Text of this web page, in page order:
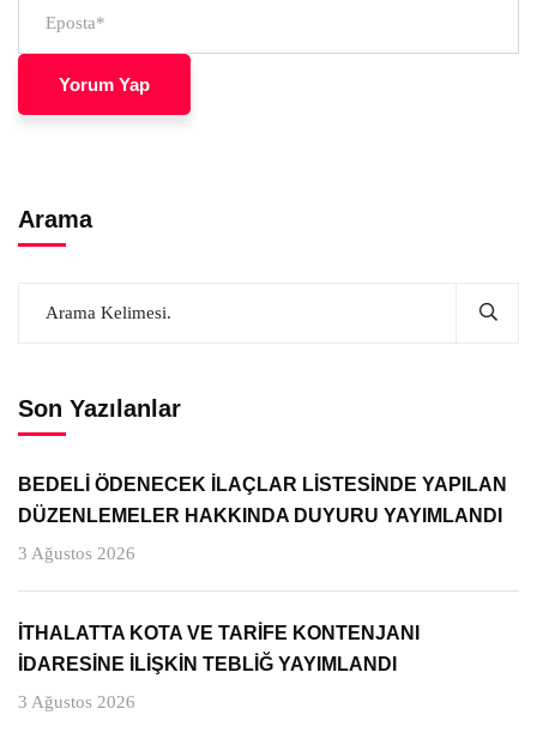
Arama
Son Yazılanlar
BEDELİ ÖDENECEK İLAÇLAR LİSTESİNDE YAPILAN
DÜZENLEMELER HAKKINDA DUYURU YAYIMLANDI
3 Ağustos 2026
İTHALATTA KOTA VE TARİFE KONTENJANI
İDARESİNE İLİŞKİN TEBLİĞ YAYIMLANDI
3 Ağustos 2026